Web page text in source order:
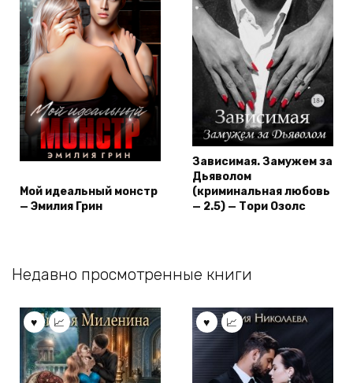
Мой идеальный монстр
— Эмилия Грин
Зависимая. Замужем за
Дьяволом
(криминальная любовь
— 2.5) — Тори Озолс
Недавно просмотренные книги